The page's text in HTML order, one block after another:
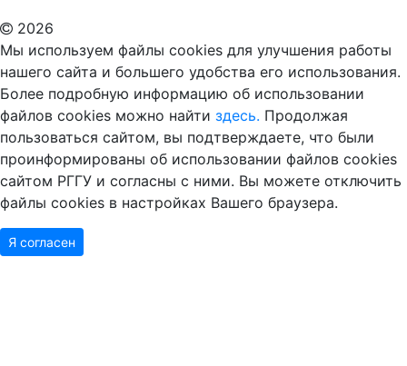
2026
Мы используем файлы cookies для улучшения работы
нашего сайта и большего удобства его использования.
Более подробную информацию об использовании
файлов cookies можно найти здесь. Продолжая
пользоваться сайтом, вы подтверждаете, что были
проинформированы об использовании файлов cookies
сайтом РГГУ и согласны с ними. Вы можете отключить
файлы cookies в настройках Вашего браузера.
Я согласен